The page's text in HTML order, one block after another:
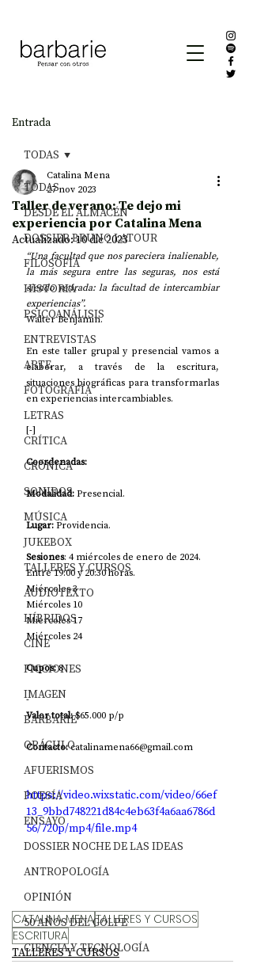
Entrada
TODAS
DESDE EL ALMACÉN
DOSSIER BRUNO LATOUR
FILOSOFÍA
HISTORIA
PSICOANÁLISIS
ENTREVISTAS
ARTE
FOTOGRAFÍA
LETRAS
CRÍTICA
CRÓNICA
SONIDOS
MÚSICA
JUKEBOX
TALLERES Y CURSOS
AUDIOTEXTO
HÍBRIDOS
CINE
FICCIONES
IMAGEN
BARBARIE
ORÁCULO
AFUERISMOS
POESÍA
ENSAYO
DOSSIER NOCHE DE LAS IDEAS
ANTROPOLOGÍA
OPINIÓN
50 AÑOS DEL GOLPE
CIENCIA Y TECNOLOGÍA
TODAS
Taller de verano: Te dejo mi
experiencia por Catalina Mena
Catalina Mena
27 nov 2023
Actualizado:10 dic 2023
“Una facultad que nos pareciera inalienable,
la más segura entre las seguras, nos está
siendo retirada: la facultad de intercambiar
experiencias”.
Walter Benjamin.
En este taller grupal y presencial vamos a
elaborar, a través de la escritura,
situaciones biográficas para transformarlas
en experiencias intercambiables.
[-]
Coordenadas:
Modalidad: Presencial.
Lugar: Providencia.
Sesiones: 4 miércoles de enero de 2024.
Entre 19:00 y 20:30 horas.
Miércoles 3
Miércoles 10
Miércoles 17
Miércoles 24
Cupos: 8
-
Valor total: $65.000 p/p
Contacto: catalinamena66@gmail.com
https://video.wixstatic.com/video/66ef
13_9bbd748221d84c4eb63f4a6aa6786d
56/720p/mp4/file.mp4
CATALINA MENATALLERES Y CURSOS
ESCRITURA
TALLERES Y CURSOS